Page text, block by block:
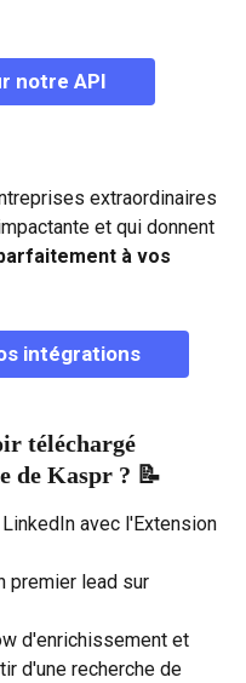
notre API
extraordinaires
et qui donnent
à vos
intégrations
téléchargé
de Kaspr ? 📝
avec l'Extension
premier lead sur
d'enrichissement et
d'une recherche de